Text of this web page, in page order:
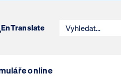
EnTranslate
online